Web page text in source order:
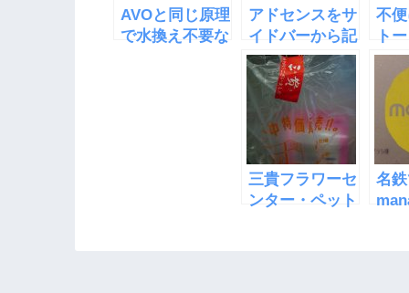
AVOと同じ原理
で水換え不要な
アドセンスをサ
イドバーから記
事中に移したら
収益が倍になっ
不
ト
安
三貴フラワーセ
ンター・ペット
名